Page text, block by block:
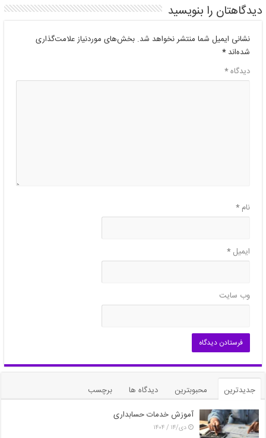
دیدگاهتان را بنویسید
نشانی ایمیل شما منتشر نخواهد شد. بخش‌های موردنیاز علامت‌گذاری
شده‌اند*
دیدگاه*
نام*
ایمیل*
وب‌ سایت
جدیدترین محبوبترین دیدگاه ها
برچسب
آموزش خدمات حسابداری
دی/۱۴ / ۱۴۰۴